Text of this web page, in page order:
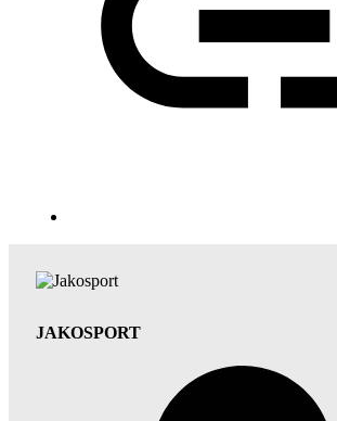
JAKOSPORT